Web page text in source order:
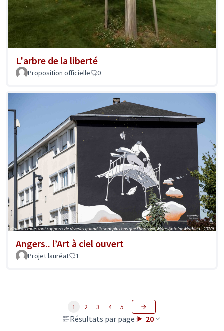
L'arbre de la liberté
Proposition officielle 0
Angers.. l’Art à ciel ouvert
Projet lauréat 1
Résultats par page : 20
1 2 3 4 5